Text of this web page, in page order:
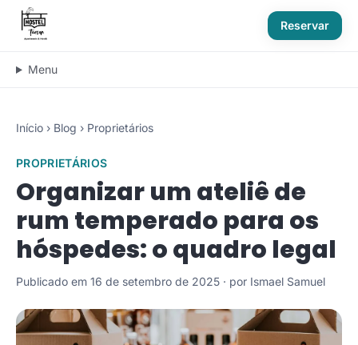
Reservar
Menu
Início › Blog › Proprietários
PROPRIETÁRIOS
Organizar um ateliê de
rum temperado para os
hóspedes: o quadro legal
Publicado em 16 de setembro de 2025 · por Ismael Samuel